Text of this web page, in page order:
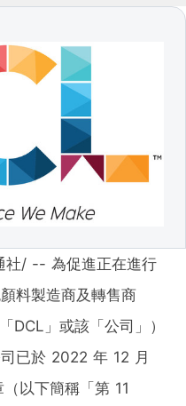
社/ -- 為促進正在進行
料製造商及轉售商
DCL」或該「公司」）
已於 2022 年 12 月
以下簡稱「第 11